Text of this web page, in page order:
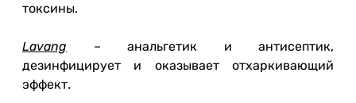
токсины.
Lavang – анальгетик и антисептик,
дезинфицирует и оказывает отхаркивающий
эффект.